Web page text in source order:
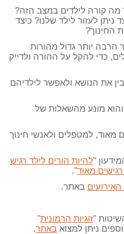
מה קורה לילדים במצב הזה?
לעזור לילד שלנו? כיצד
החינוך?
הרבה יותר גדול מהורות
כדי להקל על ההורה ולדייק
את הנושא ולאפשר לילדיהם
מונע מהשאלות של
מאוד, למטפלים ולאנשי חינוך
"להיות הורים לילד רגיש
מאוד".
באתר.
"זוגיות הרמונית"
ניתן למצוא באתר.